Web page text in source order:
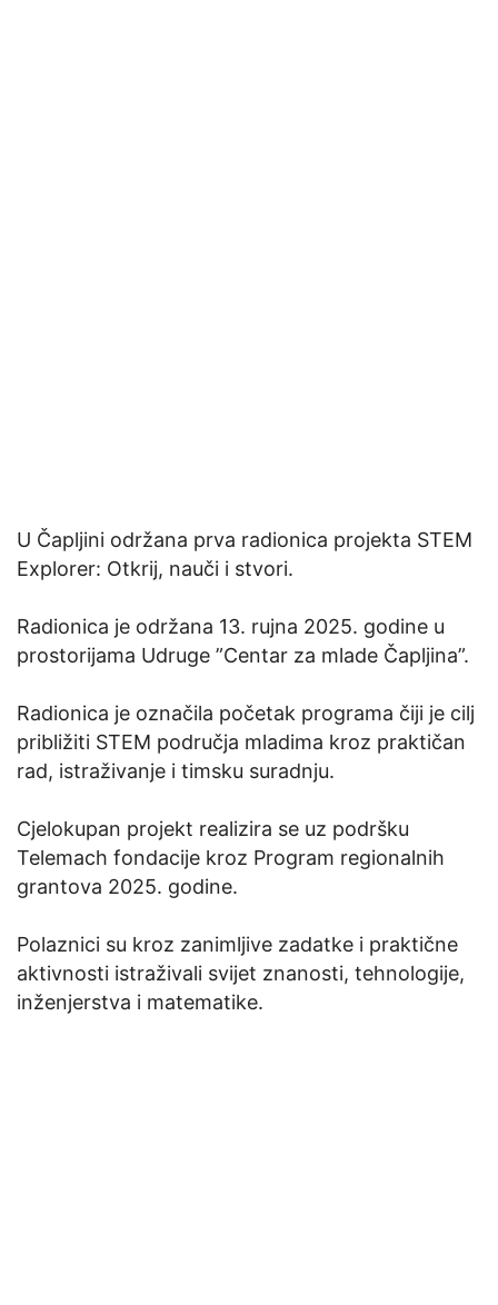
U Čapljini održana prva radionica projekta STEM
Explorer: Otkrij, nauči i stvori.
Radionica je održana 13. rujna 2025. godine u
prostorijama Udruge ”Centar za mlade Čapljina”.
Radionica je označila početak programa čiji je cilj
približiti STEM područja mladima kroz praktičan
rad, istraživanje i timsku suradnju.
Cjelokupan projekt realizira se uz podršku
Telemach fondacije kroz Program regionalnih
grantova 2025. godine.
Polaznici su kroz zanimljive zadatke i praktične
aktivnosti istraživali svijet znanosti, tehnologije,
inženjerstva i matematike.